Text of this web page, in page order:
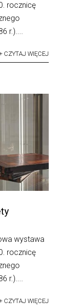
rocznicę
r.)....
CZYTAJ WIĘCEJ
wystawa
rocznicę
r.)....
CZYTAJ WIĘCEJ